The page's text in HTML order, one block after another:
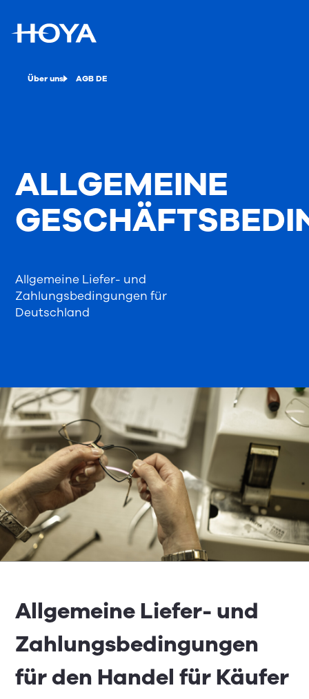
Über uns AGB DE
Allgemeine Liefer- und
Zahlungsbedingungen für
Deutschland
ALLGEMEINE
Allgemeine Liefer- und
Zahlungsbedingungen
für den Handel für Käufer